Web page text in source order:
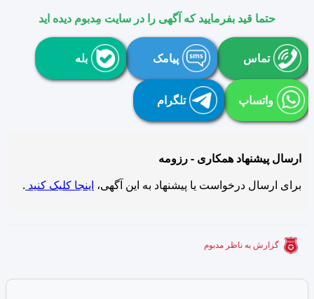
حتما قید بفرمایید که آگهی را در سایت مِدبوم دیده اید
تماس پیامک بله
واتساپ تلگرام
ارسال پیشنهاد همکاری - رزومه
برای ارسال درخواست یا پیشنهاد به این آگهی، اینجا کلیک کنید .
گزارش به ناظر مدبوم